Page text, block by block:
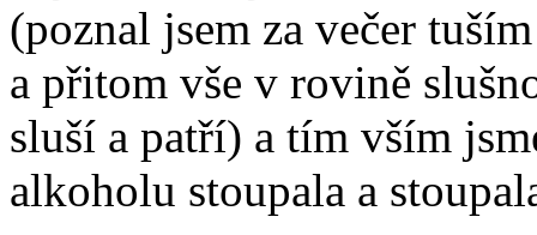
(poznal jsem za večer
a přitom vše v rovině
sluší a patří) a tím vším
alkoholu stoupala a